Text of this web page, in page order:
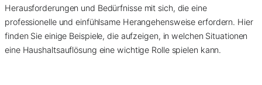
Herausforderungen und Bedürfnisse mit sich, die eine
professionelle und einfühlsame Herangehensweise erfordern. Hier
finden Sie einige Beispiele, die aufzeigen, in welchen Situationen
eine Haushaltsauflösung eine wichtige Rolle spielen kann.